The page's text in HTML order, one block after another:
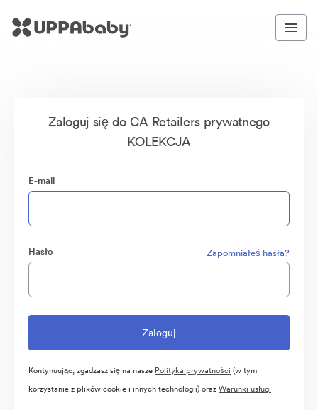
Zaloguj się do CA Retailers prywatnego
KOLEKCJA
E-mail
Hasło Zapomniałeś hasła?
Kontynuując, zgadzasz się na nasze Polityka prywatności (w tym
korzystanie z plików cookie i innych technologii) orazWarunki usługi